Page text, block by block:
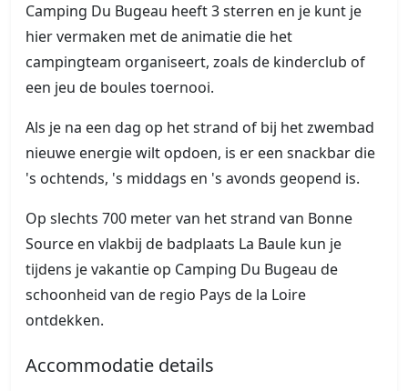
Camping Du Bugeau heeft 3 sterren en je kunt je
hier vermaken met de animatie die het
campingteam organiseert, zoals de kinderclub of
een jeu de boules toernooi.
Als je na een dag op het strand of bij het zwembad
nieuwe energie wilt opdoen, is er een snackbar die
's ochtends, 's middags en 's avonds geopend is.
Op slechts 700 meter van het strand van Bonne
Source en vlakbij de badplaats La Baule kun je
tijdens je vakantie op Camping Du Bugeau de
schoonheid van de regio Pays de la Loire
ontdekken.
Accommodatie details